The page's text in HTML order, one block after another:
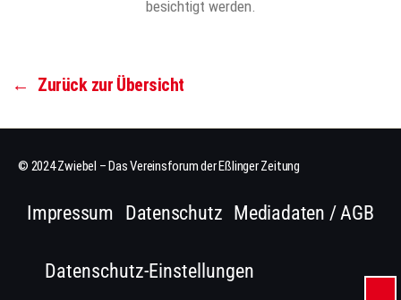
besichtigt werden.
← Zurück zur Übersicht
© 2024 Zwiebel – Das Vereinsforum der Eßlinger Zeitung
Impressum Datenschutz Mediadaten / AGB
Datenschutz-Einstellungen